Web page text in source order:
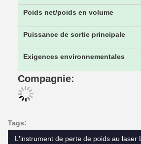
Poids net/poids en volume
Puissance de sortie principale
Exigences environnementales
Compagnie:
Tags:
L'instrument de perte de poids au laser